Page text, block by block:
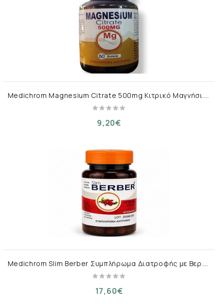
M
edichrom Magnesium Citrate 500mg Κιτρικό Μαγνήσιο, 60 δισκία
9,20€
M
edichrom Slim Berber Συμπλήρωμα Διατροφής με Βερβερίνη 60 κάψουλες
17,60€